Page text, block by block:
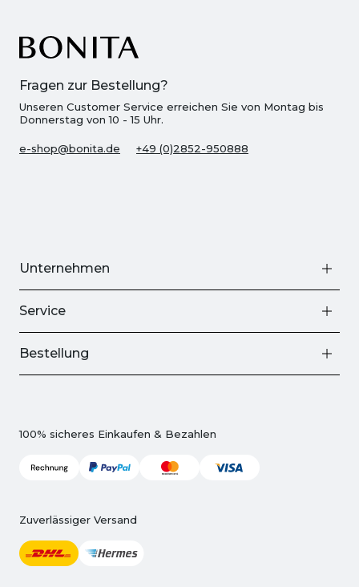
Fragen zur Bestellung?
Unseren Customer Service erreichen Sie von Montag bis
Donnerstag von 10 - 15 Uhr.
e-shop@bonita.de +49 (0)2852-950888
Unternehmen
Service
Bestellung
100% sicheres Einkaufen & Bezahlen
Zuverlässiger Versand